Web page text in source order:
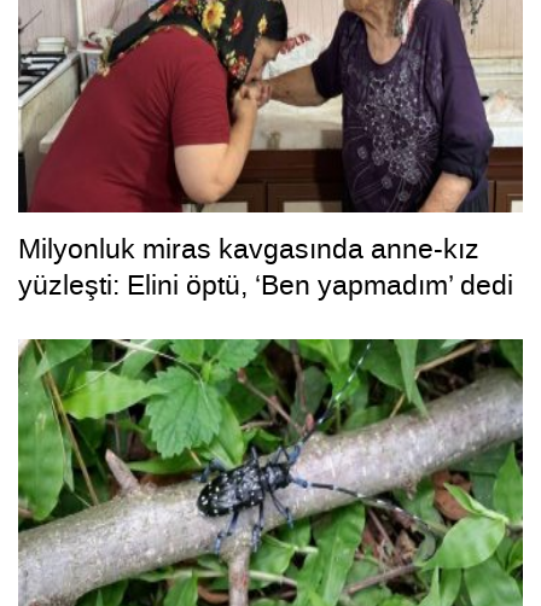
Milyonluk miras kavgasında anne-kız
yüzleşti: Elini öptü, ‘Ben yapmadım’ dedi